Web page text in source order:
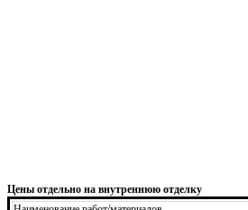
Цены отдельно на внутреннюю отделку